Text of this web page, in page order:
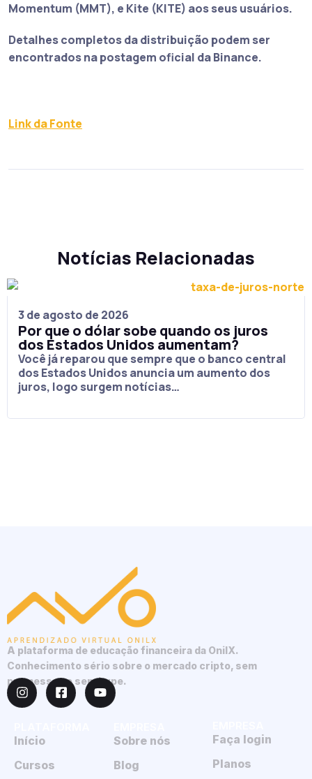
Momentum (MMT), e Kite (KITE) aos seus usuários.
Detalhes completos da distribuição podem ser
encontrados na postagem oficial da Binance.
Link da Fonte
Notícias Relacionadas
3 de agosto de 2026
Por que o dólar sobe quando os juros
dos Estados Unidos aumentam?
Você já reparou que sempre que o banco central
dos Estados Unidos anuncia um aumento dos
juros, logo surgem notícias…
A plataforma de educação financeira da OnilX.
Conhecimento sério sobre o mercado cripto, sem
promessas e sem hype.
Início
Cursos
Sobre nós
Blog
Faça login
Planos